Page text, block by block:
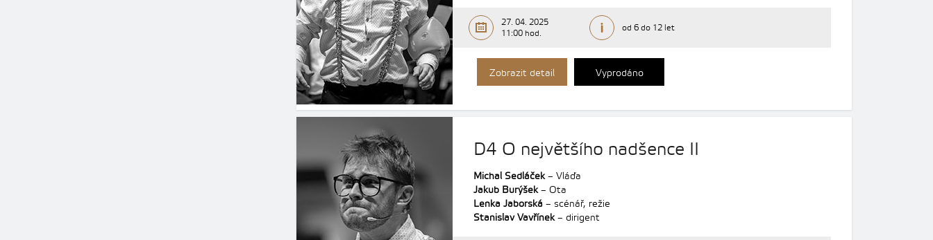
27. 04. 2025
11:00 hod.
od 6 do 12 let
Zobrazit detail Vyprodáno
D4 O největšího nadšence II
Michal Sedláček– Vláďa
Jakub Burýšek– Ota
Lenka Jaborská – scénář, režie
Stanislav Vavřínek– dirigent